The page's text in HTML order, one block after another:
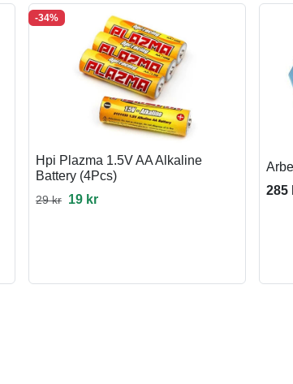
-34%
Hpi Plazma 1.5V AA Alkaline
Battery (4Pcs)
29 kr 19 kr
285